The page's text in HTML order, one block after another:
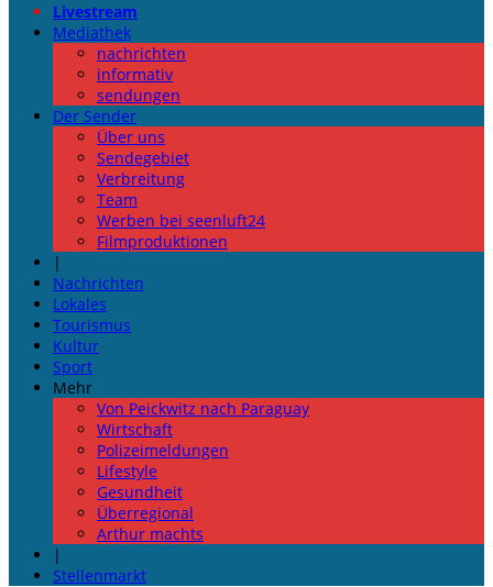
Livestream
Mediathek
nachrichten
informativ
sendungen
Der Sender
Über uns
Sendegebiet
Verbreitung
Team
Werben bei seenluft24
Filmproduktionen
|
Nachrichten
Lokales
Tourismus
Kultur
Sport
Mehr
Von Peickwitz nach Paraguay
Wirtschaft
Polizeimeldungen
Lifestyle
Gesundheit
Überregional
Arthur machts
|
Stellenmarkt